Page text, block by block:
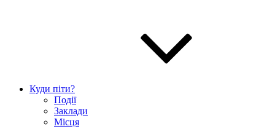
Куди піти?
Події
Заклади
Місця